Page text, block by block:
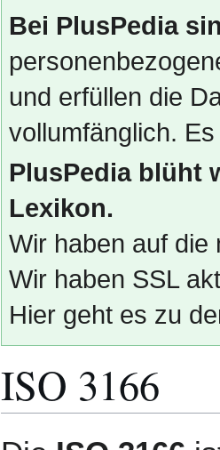
Bei PlusPedia
und erfüllen die
vollumfänglich.
PlusPedia blüht
Lexikon.
Wir haben auf die
Wir haben SSL
Hier geht es zu
ISO 3166